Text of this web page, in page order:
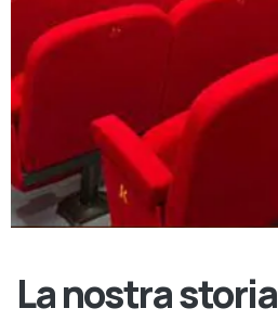
La nostra storia